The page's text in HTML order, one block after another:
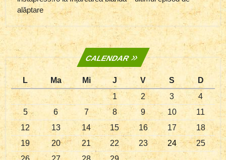
alăptare
CALENDAR
L Ma Mi J V S
D
1
2 3
4
5
6 7 8 9 10
11
12
13 14 15 16 17
18
19
20 21 22 23 24
25